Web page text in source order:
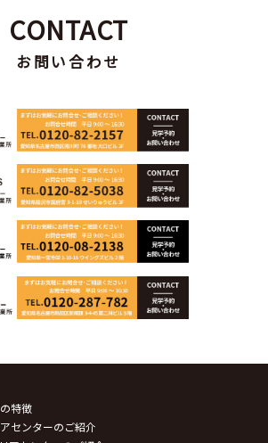
CONTACT
お問い合わせ
特徴
センターのご紹介